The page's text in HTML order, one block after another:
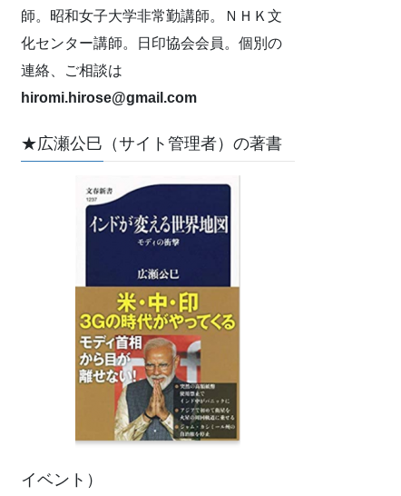
師。昭和女子大学非常勤講師。ＮＨＫ文
化センター講師。日印協会会員。個別の
連絡、ご相談は
hiromi.hirose@gmail.com
★広瀬公巳（サイト管理者）の著書
イベント）